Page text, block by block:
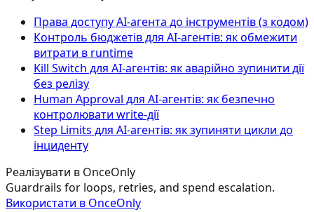
Права доступу AI‑агента до інструментів (з кодом)
Контроль бюджетів для AI-агентів: як обмежити
витрати в runtime
Kill Switch для AI-агентів: як аварійно зупинити дії
без релізу
Human Approval для AI-агентів: як безпечно
контролювати write-дії
Step Limits для AI-агентів: як зупиняти цикли до
інциденту
Реалізувати в OnceOnly
Guardrails for loops, retries, and spend escalation.
Використати в OnceOnly